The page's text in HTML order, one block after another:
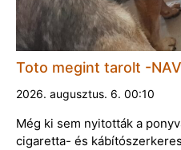
Toto megint tarolt -
2026. augusztus. 6. 00:10
Még ki sem nyitották a
cigaretta- és